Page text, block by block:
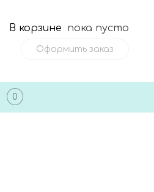
В корзине пока пусто
Оформить заказ
0